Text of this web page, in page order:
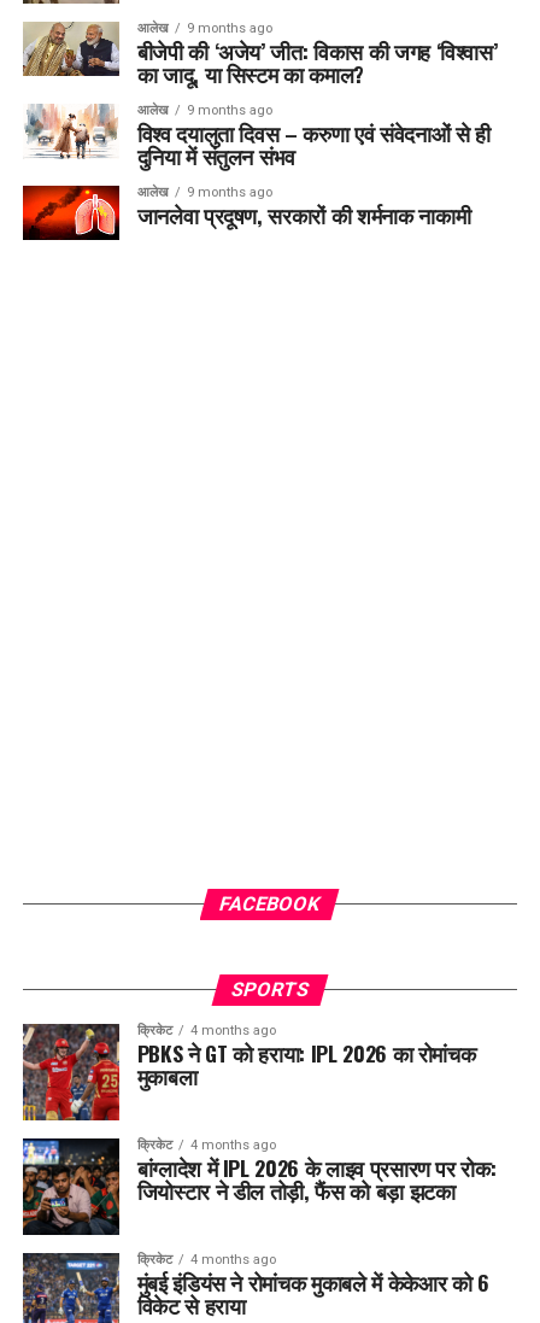
आलेख 9 months ago
बीजेपी की ‘अजेय’ जीत: विकास की जगह ‘विश्वास’
का जादू, या सिस्टम का कमाल?
आलेख 9 months ago
विश्व दयालुता दिवस – करुणा एवं संवेदनाओं से ही
दुनिया में संतुलन संभव
आलेख 9 months ago
जानलेवा प्रदूषण, सरकारों की शर्मनाक नाकामी
FACEBOOK
SPORTS
क्रिकेट 4 months ago
PBKS ने GT को हराया: IPL 2026 का रोमांचक
मुकाबला
क्रिकेट 4 months ago
बांग्लादेश में IPL 2026 के लाइव प्रसारण पर रोक:
जियोस्टार ने डील तोड़ी, फैंस को बड़ा झटका
क्रिकेट 4 months ago
मुंबई इंडियंस ने रोमांचक मुकाबले में केकेआर को 6
विकेट से हराया